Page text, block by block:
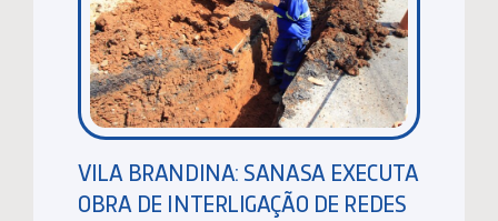
VILA BRANDINA: SANASA EXECUTA
OBRA DE INTERLIGAÇÃO DE REDES